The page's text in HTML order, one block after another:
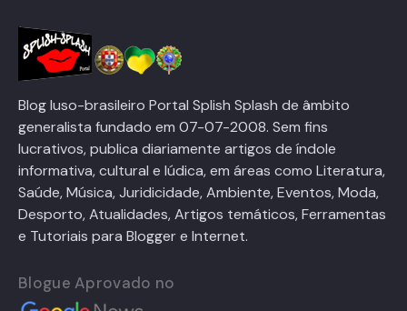
Blog luso-brasileiro Portal Splish Splash de âmbito
generalista fundado em 07-07-2008. Sem fins
lucrativos, publica diariamente artigos de índole
informativa, cultural e lúdica, em áreas como Literatura,
Saúde, Música, Juridicidade, Ambiente, Eventos, Moda,
Desporto, Atualidades, Artigos temáticos, Ferramentas
e Tutoriais para Blogger e Internet.
Blogue Aprovado no